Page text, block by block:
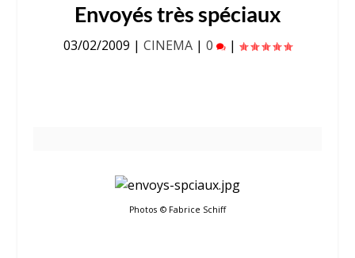
Envoyés très spéciaux
03/02/2009 | CINEMA | 0 |
Photos © Fabrice Schiff